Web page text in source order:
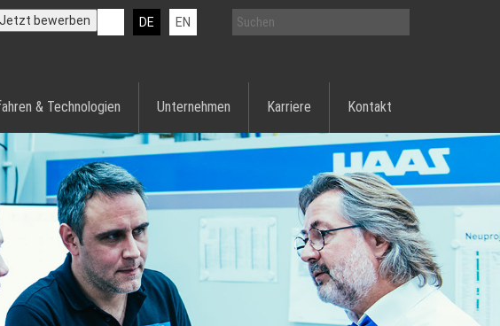
DE EN
Jetzt bewerben
& Technologien Unternehmen Karriere Kontakt